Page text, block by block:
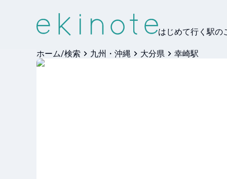
はじめて行く駅の
ホーム/検索 九州・沖縄 大分県 幸崎駅